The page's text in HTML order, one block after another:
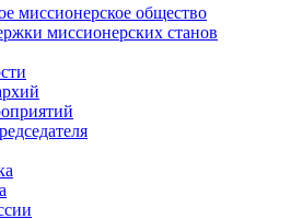
миссионерское общество
миссионерских станов